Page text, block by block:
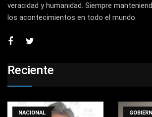
veracidad y humanidad. Siempre
los acontecimientos en todo el mundo.
Reciente
NACIONAL